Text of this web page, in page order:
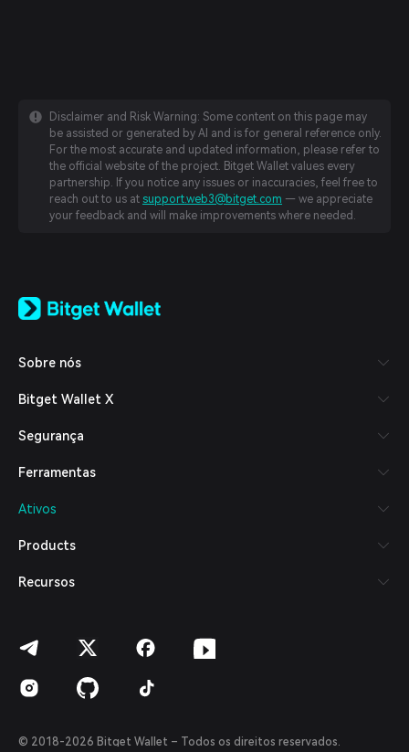
Disclaimer and Risk Warning: Some content on this page may
be assisted or generated by AI and is for general reference only.
For the most accurate and updated information, please refer to
the official website of the project. Bitget Wallet values every
partnership. If you notice any issues or inaccuracies, feel free to
reach out to us at support.web3@bitget.com — we appreciate
your feedback and will make improvements where needed.
日本語
Español (Latinoamérica)
Italiano
Deutsch
繁體中文
Bahasa Indonesia
हिन्दी
Español (Argentina)
Sobre nós
Bitget Wallet X
Segurança
Ferramentas
Ativos
Products
Recursos
© 2018-2026 Bitget Wallet – Todos os direitos reservados.